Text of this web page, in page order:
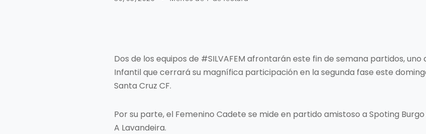
Dos de los equipos de #SILVAFEM afrontarán este fin de semana partidos, uno
Infantil que cerrará su magnífica participación en la segunda fase este
Santa Cruz CF.
Por su parte, el Femenino Cadete se mide en partido amistoso a Spoting
A Lavandeira.